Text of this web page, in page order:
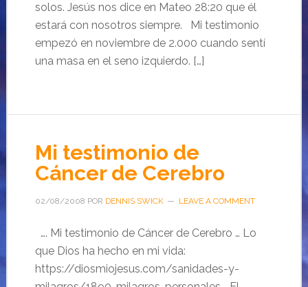
solos. Jesús nos dice en Mateo 28:20 que él
estará con nosotros siempre. Mi testimonio
empezó en noviembre de 2.000 cuando sentí
una masa en el seno izquierdo. […]
Mi testimonio de
Cáncer de Cerebro
02/08/2008 POR DENNIS SWICK LEAVE A COMMENT
…. Mi testimonio de Cáncer de Cerebro … Lo
que Dios ha hecho en mi vida:
https://diosmiojesus.com/sanidades-y-